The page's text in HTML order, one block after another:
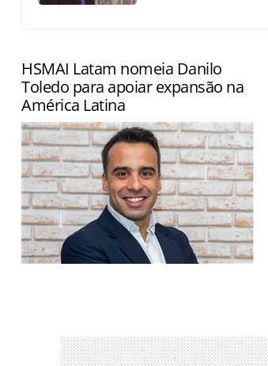
HSMAI Latam nomeia Danilo
Toledo para apoiar expansão na
América Latina